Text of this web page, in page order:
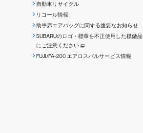
自動車リサイクル
リコール情報
助手席エアバッグに関する重要なお知らせ
SUBARUのロゴ・標章を不正使用した模倣品
にご注意ください
FUJI/FA-200 エアロスバルサービス情報